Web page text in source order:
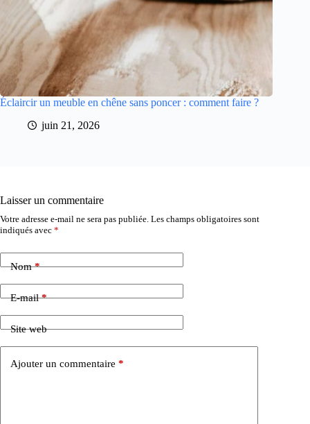
Éclaircir un meuble en chêne sans poncer : comment faire ?
juin 21, 2026
Laisser un commentaire
Votre adresse e-mail ne sera pas publiée. Les champs obligatoires sont
indiqués avec *
Nom*
E-mail*
Site web
Ajouter un commentaire *